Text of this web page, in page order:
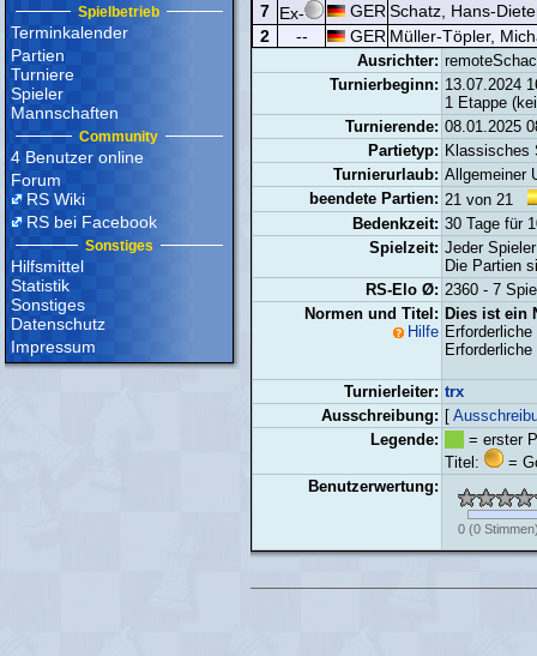
Spielbetrieb
Terminkalender
Partien
Turniere
Spieler
Mannschaften
Community
4 Benutzer online
Forum
RS Wiki
RS bei Facebook
Sonstiges
Hilfsmittel
Statistik
Sonstiges
Datenschutz
Impressum
7 Ex- GER Schatz, Hans-
2
-- GER Müller-Töpler,
Ausrichter:
Turnierbeginn: 13.07.2024
1 Etappe
Turnierende: 08.01.2025
Partietyp: Klassisches
Turnierurlaub: Allgemeiner
beendete Partien: 21 von 21
Bedenkzeit: 30 Tage für
Spielzeit: Jeder
Die Partien
RS-Elo Ø: 2360 - 7
Normen und Titel:
Hilfe
Dies ist ein
Turnierleiter: trx
Ausschreibung: [
Legende:
= erster
Titel:
=
Benutzerwertung:
0 (0